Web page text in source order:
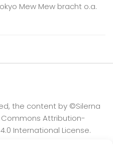
Mew Mew bracht o.a.
the content by ©Silerna
Attribution-
International License.